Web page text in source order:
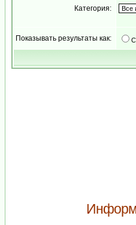
Категория:
Показывать результаты как: